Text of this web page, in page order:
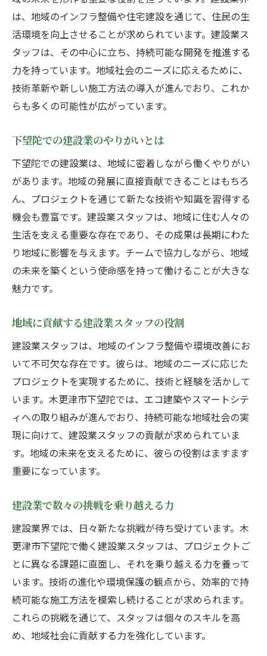
は、地域のインフラ整備や住宅建設を通じて、住民の生
活環境を向上させることが求められています。建設業ス
タッフは、その中心に立ち、持続可能な開発を推進する
力を持っています。地域社会のニーズに応えるために、
技術革新や新しい施工方法の導入が進んでおり、これか
らも多くの可能性が広がっています。
下望陀での建設業のやりがいとは
下望陀での建設業は、地域に密着しながら働くやりがい
があります。地域の発展に直接貢献できることはもちろ
ん、プロジェクトを通じて新たな技術や知識を習得する
機会も豊富です。建設業スタッフは、地域に住む人々の
生活を支える重要な存在であり、その成果は長期にわた
り地域に影響を与えます。チームで協力しながら、地域
の未来を築くという使命感を持って働けることが大きな
魅力です。
地域に貢献する建設業スタッフの役割
建設業スタッフは、地域のインフラ整備や環境改善にお
いて不可欠な存在です。彼らは、地域のニーズに応じた
プロジェクトを実現するために、技術と経験を活かして
います。木更津市下望陀では、エコ建築やスマートシテ
ィへの取り組みが進んでおり、持続可能な地域社会の実
現に向けて、建設業スタッフの貢献が求められていま
す。地域の未来を支えるために、彼らの役割はますます
重要になっています。
建設業で数々の挑戦を乗り越える力
建設業界では、日々新たな挑戦が待ち受けています。木
更津市下望陀で働く建設業スタッフは、プロジェクトご
とに異なる課題に直面し、それを乗り越える力を養って
います。技術の進化や環境保護の観点から、効率的で持
続可能な施工方法を模索し続けることが求められます。
これらの挑戦を通じて、スタッフは個々のスキルを高
め、地域社会に貢献する力を強化しています。